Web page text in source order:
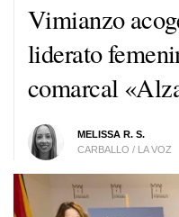
Vimianzo
liderato
comarcal «
MELISSA R. S.
CARBALLO / LA VOZ